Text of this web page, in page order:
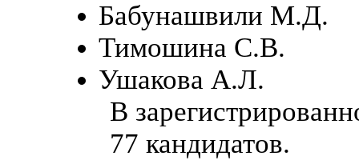
Бабунашвили М.Д.
Тимошина С.В.
Ушакова А.Л.
В
77 кандидатов.